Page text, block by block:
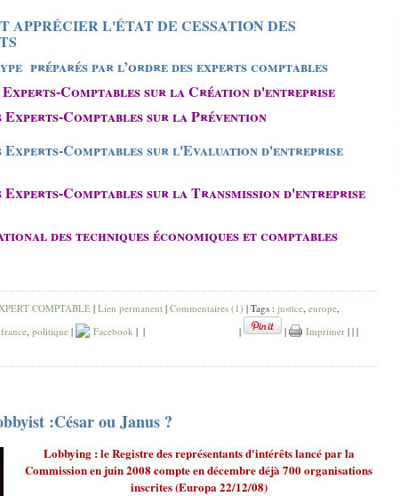
APPRÉCIER L'ÉTAT DE CESSATION DES
préparés par l’ordre des experts comptables
Experts-Comptables sur la Création d'entreprise
Experts-Comptables sur la Prévention
Experts-Comptables sur l'Evaluation d'entreprise
Experts-Comptables sur la Transmission d'entreprise
des techniques économiques et comptables
COMPTABLE | Lien permanent | Commentaires (1) | Tags : justice, europe,
france, politique | Facebook | | | | Imprimer | | |
:César ou Janus ?
Lobbying : le Registre des représentants d'intérêts lancé par la
Commission en juin 2008 compte en décembre déjà 700 organisations
inscrites (Europa 22/12/08)